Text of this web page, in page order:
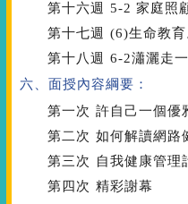
第十六週
5-2 家庭照
第十七週
(6)生命教
第十八週
6-2瀟灑走
六、面授內容綱要：
第一次 許自己一個優
第二次 如何解讀網路
第三次
自我健康管理
第四次 精彩謝幕